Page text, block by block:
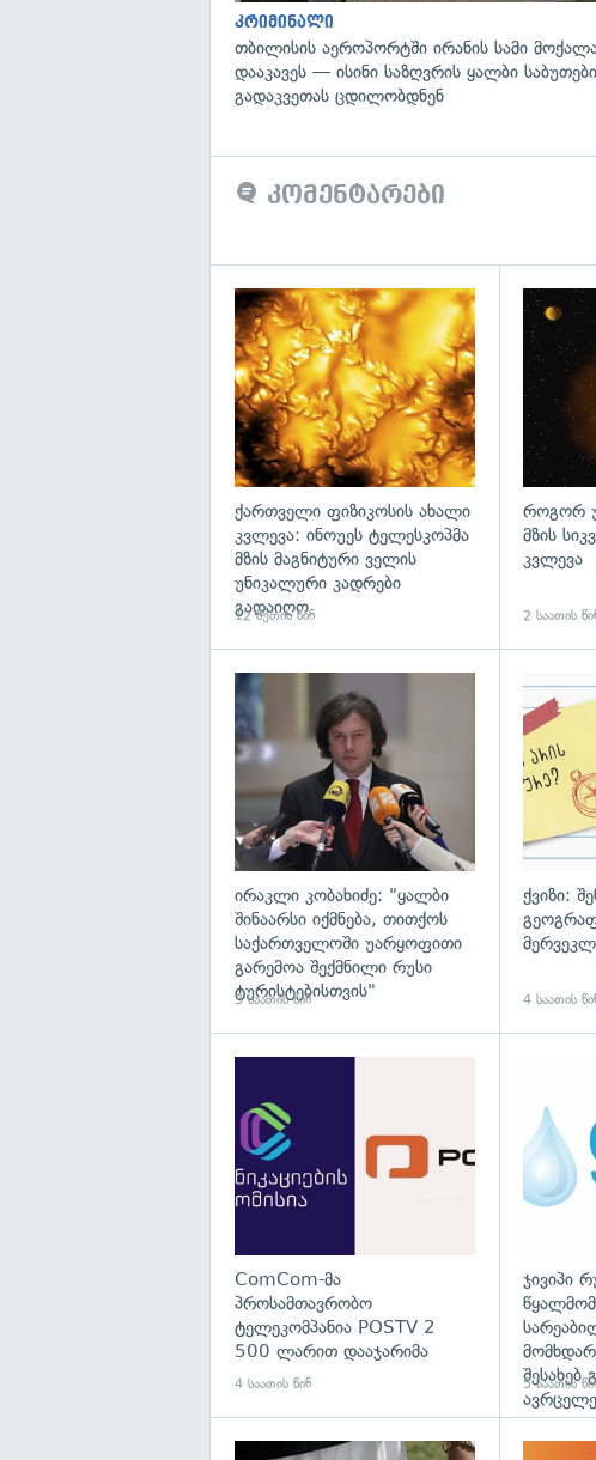
კრიმინალი
თბილისის აეროპორტში ირანის სამი
დააკავეს — ისინი საზღვრის ყალბი
გადაკვეთას ცდილობდნენ
კომენტარები
გადახედვა
ქართველი ფიზიკოსის ახალი
კვლევა: ინოუეს ტელესკოპმა
მზის მაგნიტური ველის
უნიკალური კადრები
გადაიღო
12 წუთის წინ
როგორ
მზის
კვლევა
2 საათის
გადახედვა
ირაკლი კობახიძე: "ყალბი
შინაარსი იქმნება, თითქოს
საქართველოში უარყოფითი
გარემოა შექმნილი რუსი
ტურისტებისთვის"
3 საათის წინ
ქვიზი:
4 საათის
ComCom-მა
პროსამთავრობო
ტელეკომპანია POSTV 2
500 ლარით დააჯარიმა
4 საათის წინ
ჯივიპი
შესახებ
5 საათის